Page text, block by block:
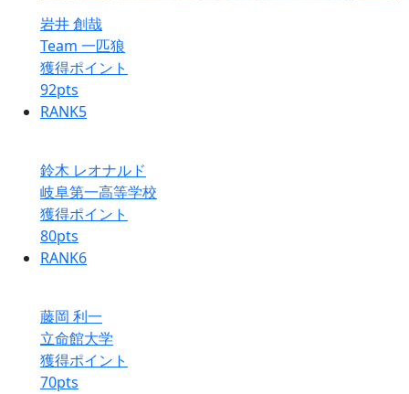
岩井 創哉
Team 一匹狼
獲得ポイント
92pts
RANK5
鈴木 レオナルド
岐阜第一高等学校
獲得ポイント
80pts
RANK6
藤岡 利一
立命館大学
獲得ポイント
70pts